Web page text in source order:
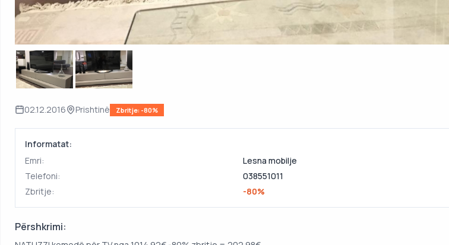
02.12.2016 Prishtinë Zbritje: -80%
Informatat:
Emri:
Lesna mobilje
Telefoni:
038551011
Zbritje:
-80%
Përshkrimi: